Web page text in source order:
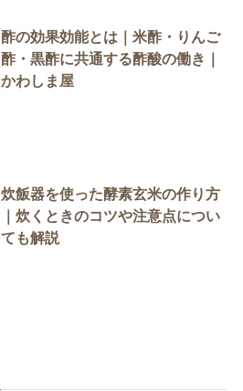
酢の効果効能とは｜米酢・りんご
酢・黒酢に共通する酢酸の働き｜
かわしま屋
炊飯器を使った酵素玄米の作り方
｜炊くときのコツや注意点につい
ても解説